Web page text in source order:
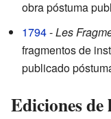
obra póstuma
1794-Les
fragmentos de
publicado
Ediciones de